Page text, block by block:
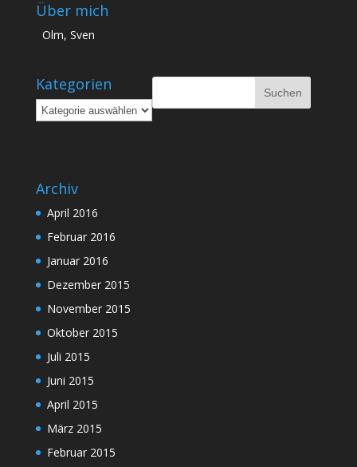
Über mich
Olm, Sven
Kategorien
Kategorien
Archiv
April 2016
Februar 2016
Januar 2016
Dezember 2015
November 2015
Oktober 2015
Juli 2015
Juni 2015
April 2015
März 2015
Februar 2015